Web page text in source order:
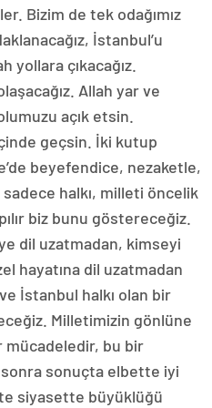
Bizim de tek odağımız
İstanbul’u
yollara çıkacağız.
Allah yar ve
açık etsin.
geçsin. İki kutup
beyefendice, nezaketle,
halkı, milleti öncelik
biz bunu göstereceğiz.
dil uzatmadan, kimseyi
hayatına dil uzatmadan
İstanbul halkı olan bir
Milletimizin gönlüne
mücadeledir, bu bir
sonuçta elbette iyi
siyasette büyüklüğü